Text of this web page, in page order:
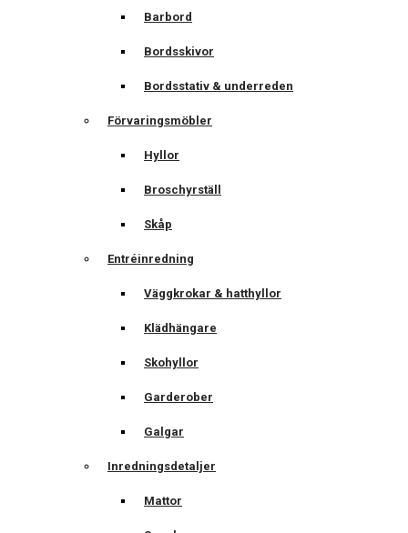
Barbord
Bordsskivor
Bordsstativ & underreden
Förvaringsmöbler
Hyllor
Broschyrställ
Skåp
Entréinredning
Väggkrokar & hatthyllor
Klädhängare
Skohyllor
Garderober
Galgar
Inredningsdetaljer
Mattor